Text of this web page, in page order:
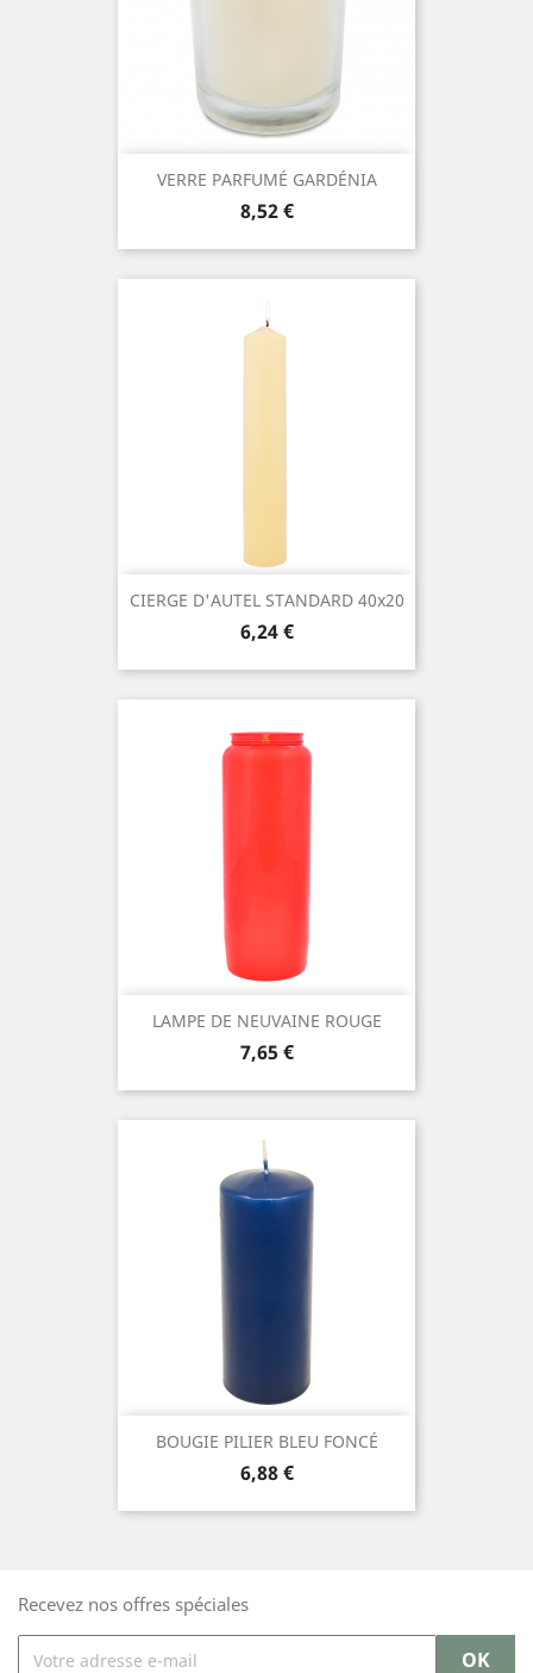
VERRE PARFUMÉ GARDÉNIA
Prix
8,52 €
CIERGE D'AUTEL STANDARD 40x20
Prix
6,24 €
LAMPE DE NEUVAINE ROUGE
Prix
7,65 €
BOUGIE PILIER BLEU FONCÉ
Prix
6,88 €
Recevez nos offres spéciales